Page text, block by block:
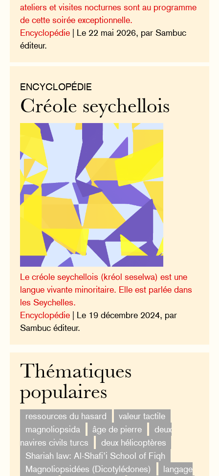
ateliers et visites nocturnes sont au programme
de cette soirée exceptionnelle.
Encyclopédie | Le 22 mai 2026, par Sambuc
éditeur.
ENCYCLOPÉDIE
Créole seychellois
Le créole seychellois (kréol seselwa) est une
langue vivante minoritaire. Elle est parlée dans
les Seychelles.
Encyclopédie | Le 19 décembre 2024, par
Sambuc éditeur.
Thématiques
populaires
ressources du hasard
valeur tactile
magnoliopsida
âge de pierre
deux
navires civils turcs
deux hélicoptères
Shariah law: Al-Shafi’i School of Fiqh
Magnoliopsidées (Dicotylédones)
langage